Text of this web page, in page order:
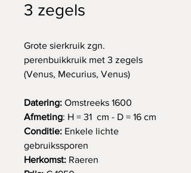
3 zegels
Grote sierkruik zgn.
perenbuikkruik met 3 zegels
(Venus, Mecurius, Venus)
Datering: Omstreeks 1600
Afmeting: H = 31 cm - D = 16 cm
Conditie: Enkele lichte
gebruikssporen
Herkomst: Raeren